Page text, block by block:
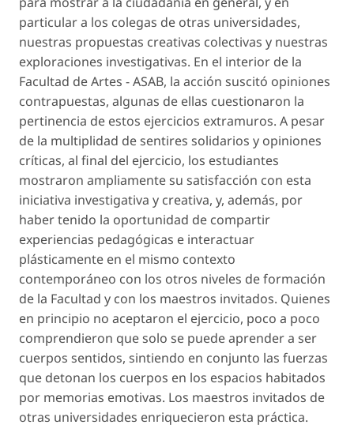
particular a los colegas de otras universidades,
nuestras propuestas creativas colectivas y nuestras
exploraciones investigativas. En el interior de la
Facultad de Artes - ASAB, la acción suscitó opiniones
contrapuestas, algunas de ellas cuestionaron la
pertinencia de estos ejercicios extramuros. A pesar
de la multiplidad de sentires solidarios y opiniones
críticas, al final del ejercicio, los estudiantes
mostraron ampliamente su satisfacción con esta
iniciativa investigativa y creativa, y, además, por
haber tenido la oportunidad de compartir
experiencias pedagógicas e interactuar
plásticamente en el mismo contexto
contemporáneo con los otros niveles de formación
de la Facultad y con los maestros invitados. Quienes
en principio no aceptaron el ejercicio, poco a poco
comprendieron que solo se puede aprender a ser
cuerpos sentidos, sintiendo en conjunto las fuerzas
que detonan los cuerpos en los espacios habitados
por memorias emotivas. Los maestros invitados de
otras universidades enriquecieron esta práctica.